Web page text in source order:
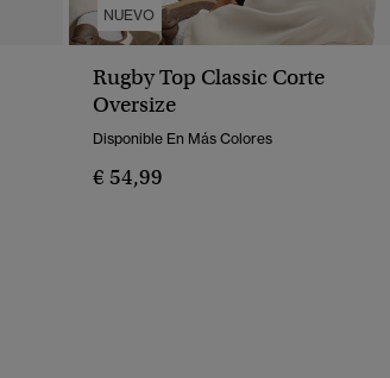
NUEVO
Rugby Top Classic Corte
Oversize
Disponible En Más Colores
€ 54,99